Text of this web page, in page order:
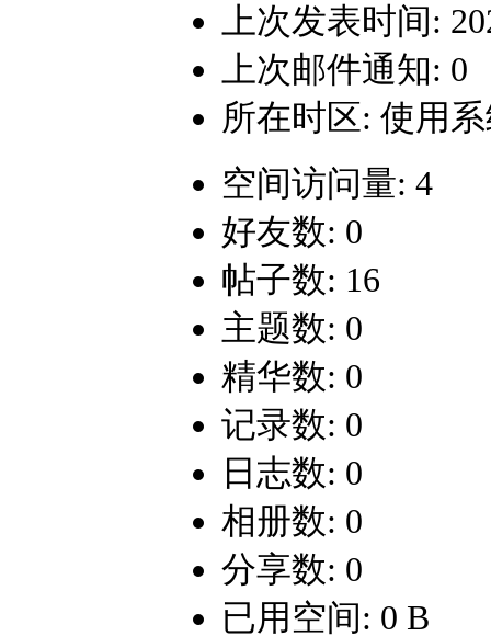
上次发表时间:
上次邮件通知: 0
所在时区: 使用
空间访问量: 4
好友数: 0
帖子数: 16
主题数: 0
精华数: 0
记录数: 0
日志数: 0
相册数: 0
分享数: 0
已用空间: 0 B